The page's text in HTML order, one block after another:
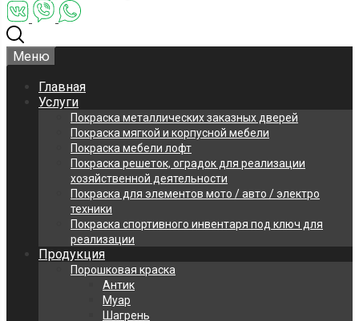
Меню
Главная
Услуги
Покраска металлических заказных дверей
Покраска мягкой и корпусной мебели
Покраска мебели лофт
Покраска решеток, оградок для реализации
хозяйственной деятельности
Покраска для элементов мото / авто / электро
техники
Покраска спортивного инвентаря под ключ для
реализации
Продукция
Порошковая краска
Антик
Муар
Шагрень